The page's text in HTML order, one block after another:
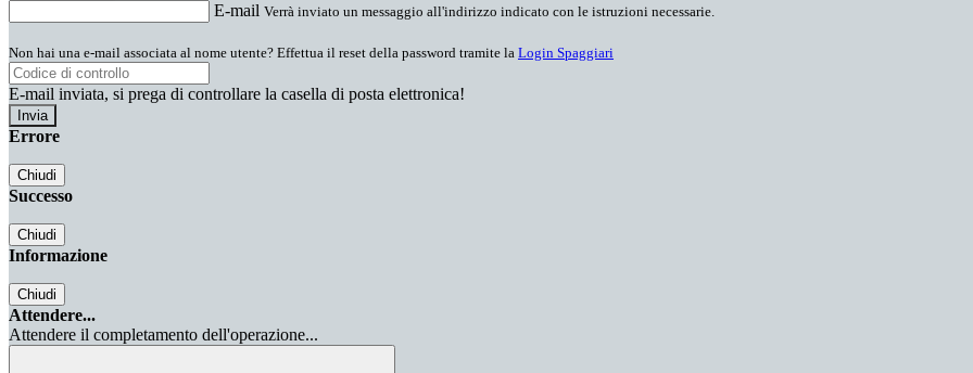
E-mail Verrà inviato un messaggio all'indirizzo indicato con le istruzioni necessarie.
Non hai una e-mail associata al nome utente? Effettua il reset della password tramite la Login Spaggiari
E-mail inviata, si prega di controllare la casella di posta elettronica!
Errore
Chiudi
Successo
Chiudi
Informazione
Chiudi
Attendere...
Attendere il completamento dell'operazione...